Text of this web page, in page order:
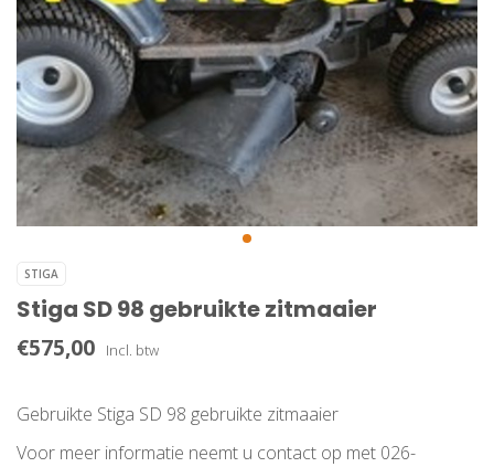
STIGA
Stiga SD 98 gebruikte zitmaaier
€575,00 Incl. btw
Gebruikte Stiga SD 98 gebruikte zitmaaier
Voor meer informatie neemt u contact op met 026-